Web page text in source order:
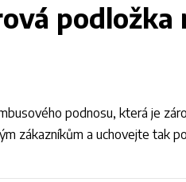
podložka
podnosu, která je
zákazníkům a uchovejte tak